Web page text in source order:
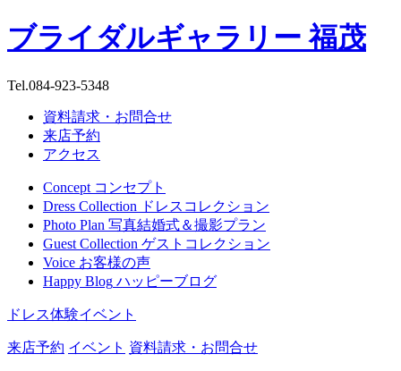
ブライダルギャラリー 福茂
Tel.084-923-5348
資料請求・お問合せ
来店予約
アクセス
Concept コンセプト
Dress Collection ドレスコレクション
Photo Plan 写真結婚式＆撮影プラン
Guest Collection ゲストコレクション
Voice お客様の声
Happy Blog ハッピーブログ
ドレス体験イベント
来店予約 イベント 資料請求・お問合せ